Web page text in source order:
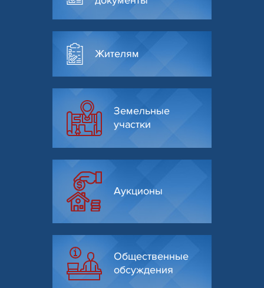
Жителям
Земельные
участки
Аукционы
Общественные
обсуждения